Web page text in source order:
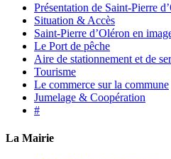
Présentation de Saint-Pierre
Situation & Accès
Saint-Pierre d’Oléron en
Le Port de pêche
Aire de stationnement et de
Tourisme
Le commerce sur la commune
Jumelage & Coopération
#
La Mairie